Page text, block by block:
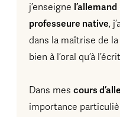
j’enseigne l’allemand
professeure native,
dans la maîtrise de la
bien à l’oral qu’à
Dans mes cours
importance